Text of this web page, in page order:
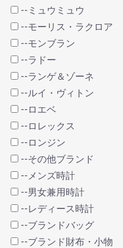
--ミュウミュウ
--モーリス・ラクロア
--モンブラン
--ラドー
--ランゲ＆ゾーネ
--ルイ・ヴィトン
--ロエベ
--ロレックス
--ロンジン
--その他ブランド
--メンズ時計
--男女兼用時計
--レディース時計
--ブランドバッグ
--ブランド財布・小物